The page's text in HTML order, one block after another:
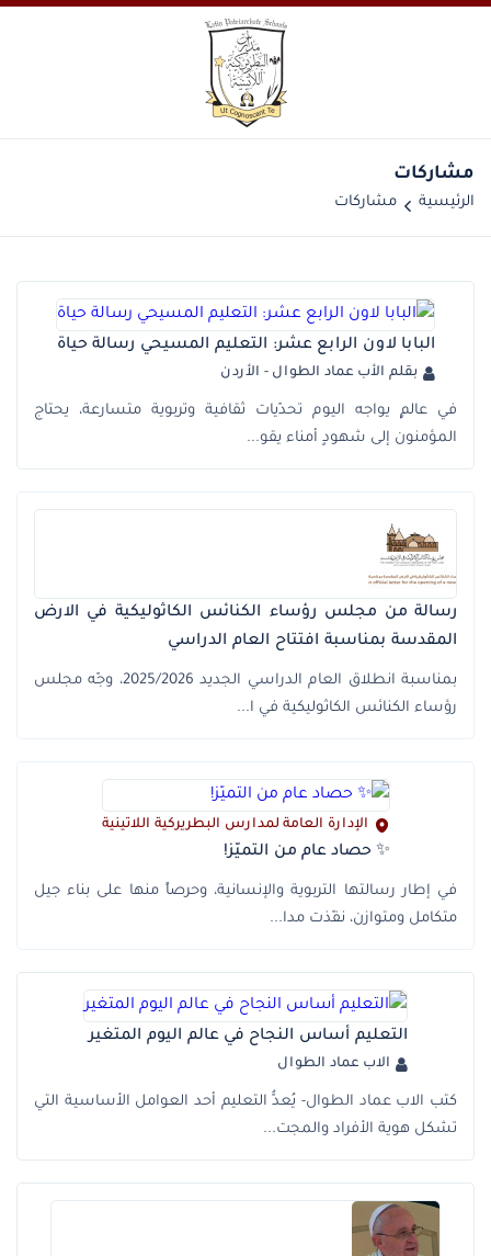
مشاركات
الرئيسية مشاركات
البابا لاون الرابع عشر: التعليم المسيحي رسالة حياة
بقلم الأب عماد الطوال - الأردن
في عالمٍ يواجه اليوم تحدّيات ثقافية وتربوية متسارعة، يحتاج
المؤمنون إلى شهودٍ أمناء يقو...
رسالة من مجلس رؤساء الكنائس الكاثوليكية في الارض
المقدسة بمناسبة افتتاح العام الدراسي
بمناسبة انطلاق العام الدراسي الجديد 2025/2026، وجّه مجلس
رؤساء الكنائس الكاثوليكية في ا...
الإدارة العامة لمدارس البطريركية اللاتينية
✨ حصاد عام من التميّز!
في إطار رسالتها التربوية والإنسانية، وحرصاً منها على بناء جيل
متكامل ومتوازن، نفّذت مدا...
التعليم أساس النجاح في عالم اليوم المتغير
الاب عماد الطوال
كتب الاب عماد الطوال- يُعدُّ التعليم أحد العوامل الأساسية التي
تشكل هوية الأفراد والمجت...